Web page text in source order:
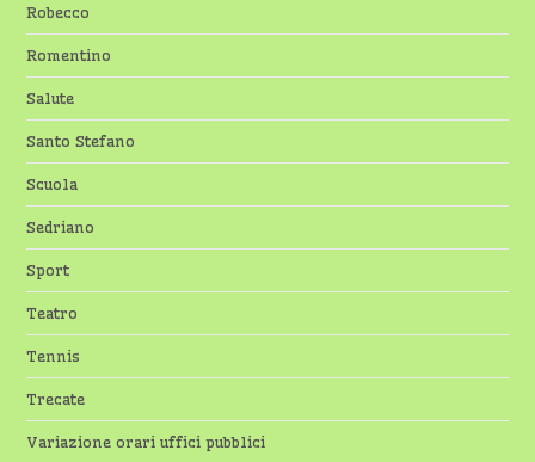
Robecco
Romentino
Salute
Santo Stefano
Scuola
Sedriano
Sport
Teatro
Tennis
Trecate
Variazione orari uffici pubblici